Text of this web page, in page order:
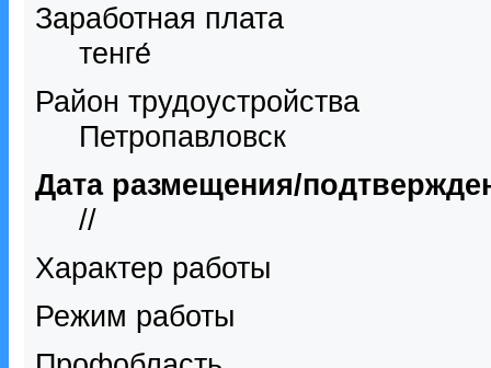
Заработная плата
тенге́
Район трудоустройства
Петропавловск
Дата размещения/
//
Характер работы
Режим работы